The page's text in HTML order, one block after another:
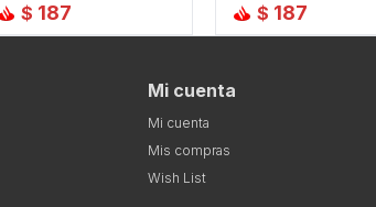
$ 187
$ 187
Mi cuenta
Mi cuenta
Mis compras
Wish List